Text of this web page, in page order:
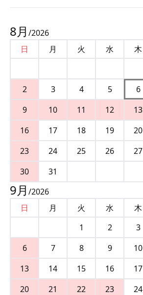
8月 /2026
日
月 火 水 木
2
3 4 5 6
9
10 11 12 13
16
17 18 19 20
23
24 25 26 27
30
31
9月 /2026
日
月 火 水 木
1
2 3
6
7 8 9 10
13
14 15 16 17
20
21 22 23 24